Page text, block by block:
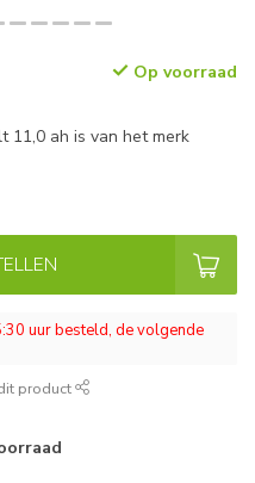
Op voorraad
11,0 ah is van het merk
uur besteld, de volgende
product